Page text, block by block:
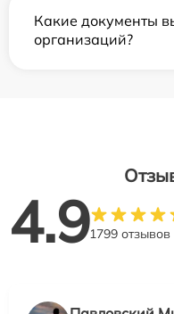
Какие документы
организаций?
4.91799 отзывов